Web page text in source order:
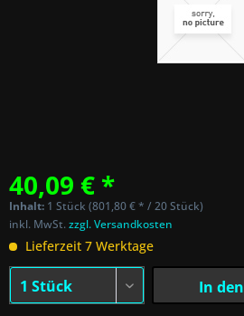
40,09 € *
Inhalt: 1 Stück (801,80 € * / 20 Stück)
inkl. MwSt.zzgl. Versandkosten
Lieferzeit 7 Werktage
In den